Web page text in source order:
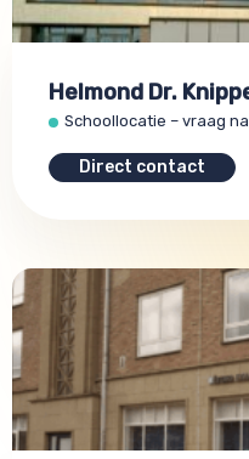
Helmond Dr.
Schoollocatie – vraag
Direct contact